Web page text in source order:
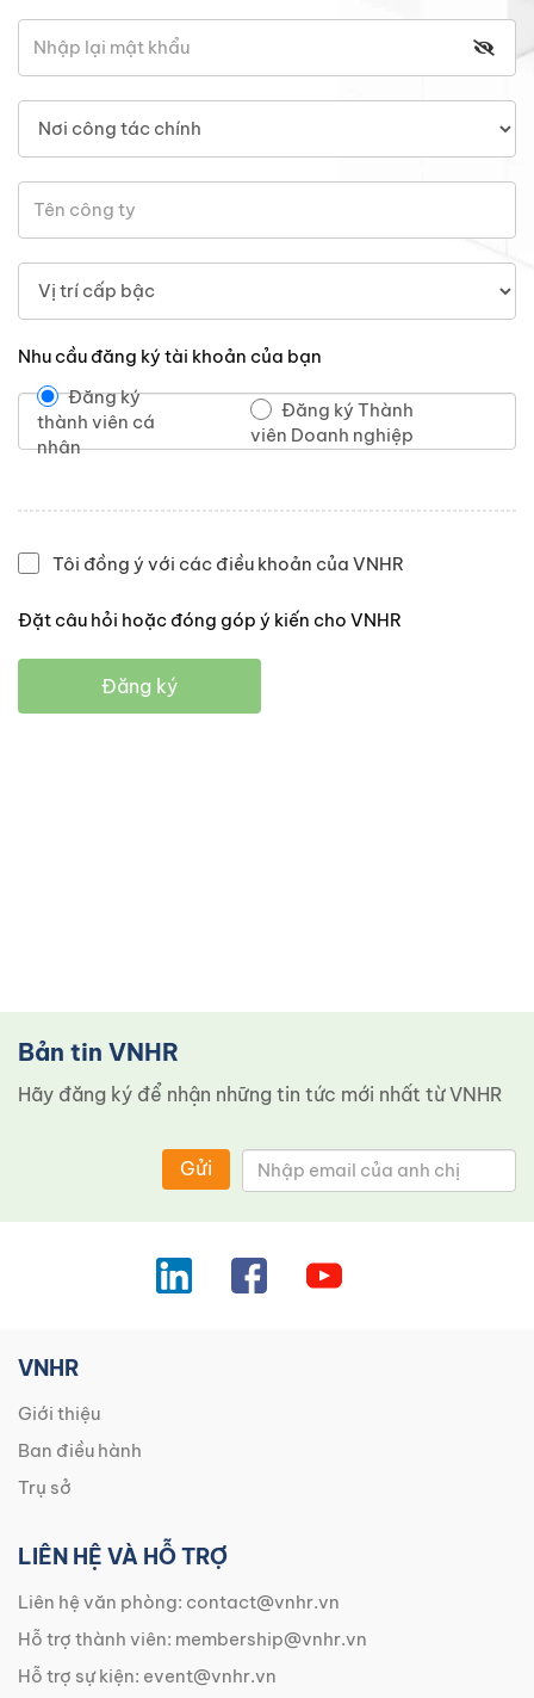
Nhu cầu đăng ký tài khoản của bạn
Đăng ký
thành viên cá
nhân
Đăng ký Thành
viên Doanh nghiệp
Tôi đồng ý với các điều khoản của VNHR
Đặt câu hỏi hoặc đóng góp ý kiến cho VNHR
Đăng ký
Bản tin VNHR
Hãy đăng ký để nhận những tin tức mới nhất từ ​​VNHR
Gửi
VNHR
Giới thiệu
Ban điều hành
Trụ sở
LIÊN HỆ VÀ HỖ TRỢ
Liên hệ văn phòng: contact@vnhr.vn
Hỗ trợ thành viên: membership@vnhr.vn
Hỗ trợ sự kiện: event@vnhr.vn